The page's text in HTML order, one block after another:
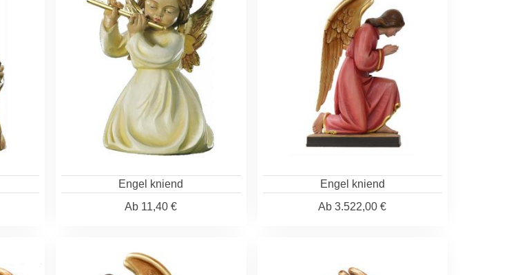
Engel kniend
Ab 11,40 €
Engel kniend
Ab 3.522,00 €